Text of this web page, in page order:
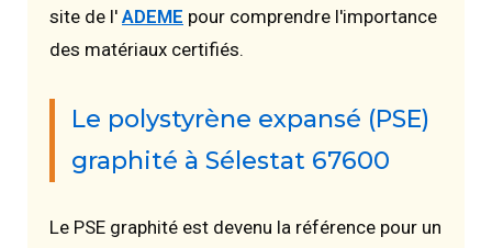
site de l' ADEME pour comprendre l'importance
des matériaux certifiés.
Le polystyrène expansé (PSE)
graphité à Sélestat 67600
Le PSE graphité est devenu la référence pour un